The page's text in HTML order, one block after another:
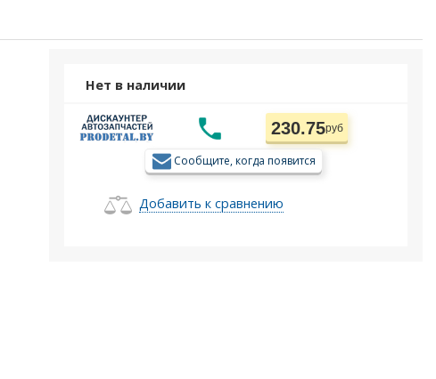
Нет в наличии
230.75руб
Сообщите, когда появится
Добавить к сравнению